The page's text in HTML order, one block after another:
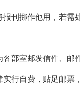
刊挪作他用，若需
部室邮发信件、邮件
实行自费，贴足邮票